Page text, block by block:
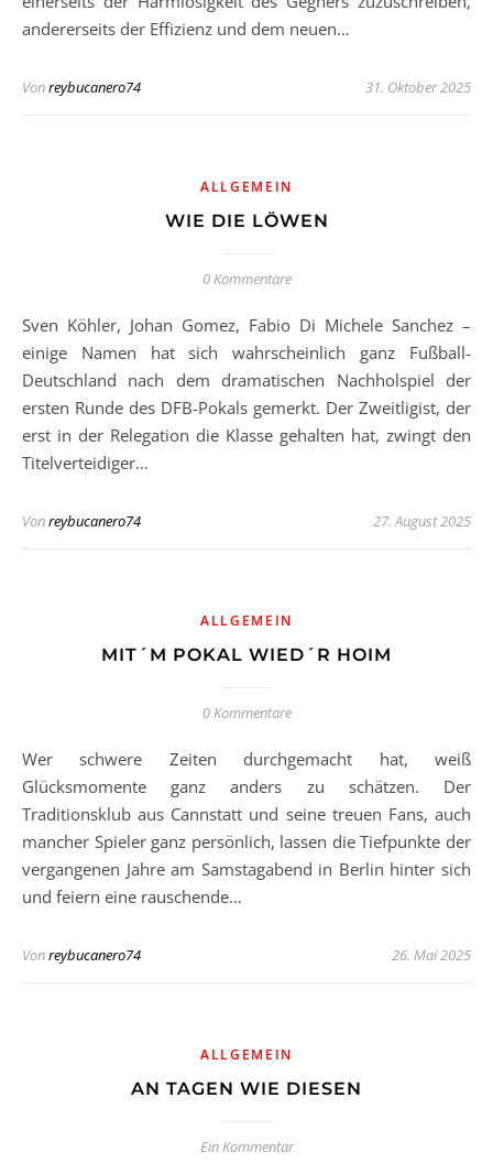
andererseits der Effizienz und dem neuen…
Vonreybucanero74 31. Oktober 2025
ALLGEMEIN
WIE DIE LÖWEN
0 Kommentare
Sven Köhler, Johan Gomez, Fabio Di Michele Sanchez –
einige Namen hat sich wahrscheinlich ganz Fußball-
Deutschland nach dem dramatischen Nachholspiel der
ersten Runde des DFB-Pokals gemerkt. Der Zweitligist, der
erst in der Relegation die Klasse gehalten hat, zwingt den
Titelverteidiger…
Vonreybucanero74 27. August 2025
ALLGEMEIN
MIT´M POKAL WIED´R HOIM
0 Kommentare
Wer schwere Zeiten durchgemacht hat, weiß
Glücksmomente ganz anders zu schätzen. Der
Traditionsklub aus Cannstatt und seine treuen Fans, auch
mancher Spieler ganz persönlich, lassen die Tiefpunkte der
vergangenen Jahre am Samstagabend in Berlin hinter sich
und feiern eine rauschende…
Vonreybucanero74 26. Mai 2025
ALLGEMEIN
AN TAGEN WIE DIESEN
Ein Kommentar